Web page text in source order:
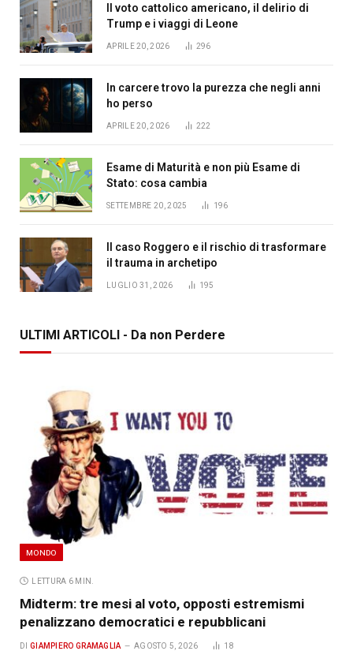
Il voto cattolico americano, il delirio di
Trump e i viaggi di Leone
APRILE 20, 2026 296
In carcere trovo la purezza che negli anni
ho perso
APRILE 20, 2026 222
Esame di Maturità e non più Esame di
Stato: cosa cambia
SETTEMBRE 20, 2025 196
Il caso Roggero e il rischio di trasformare
il trauma in archetipo
LUGLIO 31, 2026 195
ULTIMI ARTICOLI - Da non Perdere
MONDO
LETTURA 6 MIN.
Midterm: tre mesi al voto, opposti estremismi
penalizzano democratici e repubblicani
DI GIAMPIERO GRAMAGLIA AGOSTO 5, 2026 18